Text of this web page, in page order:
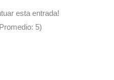
esta entrada!
Promedio: 5)
semana
2026